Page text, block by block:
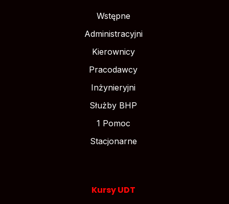
Wstępne
Administracyjni
Kierownicy
Pracodawcy
Inżynieryjni
Służby BHP
1 Pomoc
Stacjonarne
Kursy UDT